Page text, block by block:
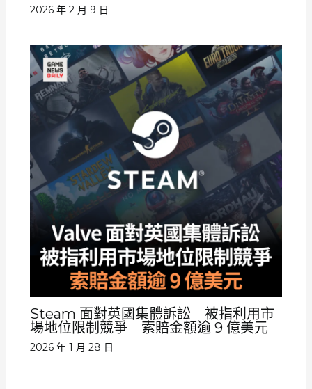
2026 年 2 月 9 日
Steam 面對英國集體訴訟 被指利用市
場地位限制競爭 索賠金額逾 9 億美元
2026 年 1 月 28 日